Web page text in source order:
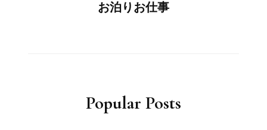
お泊りお仕事
Popular Posts